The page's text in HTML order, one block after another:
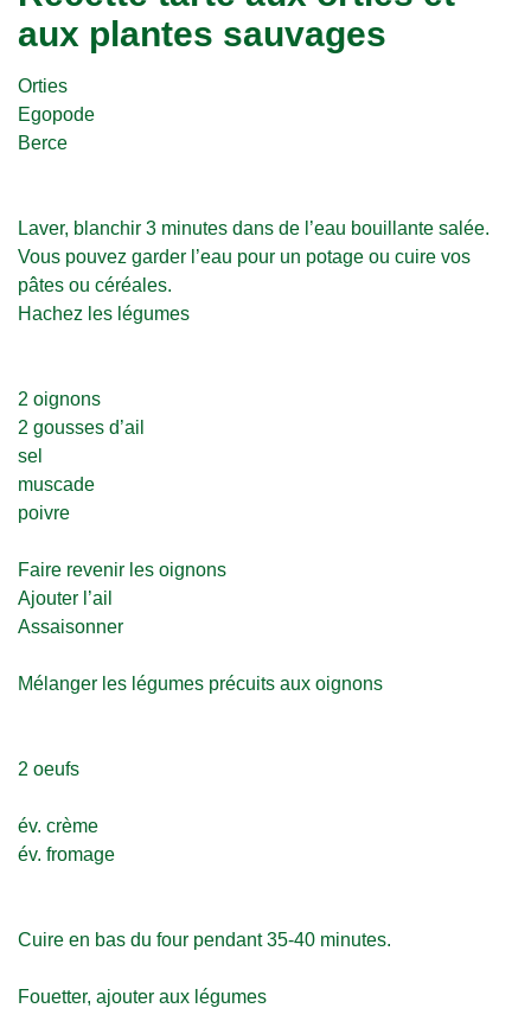
aux plantes sauvages
Orties
Egopode
Berce
Laver, blanchir 3 minutes dans de l’eau bouillante salée.
Vous pouvez garder l’eau pour un potage ou cuire vos
pâtes ou céréales.
Hachez les légumes
2 oignons
2 gousses d’ail
sel
muscade
poivre
Faire revenir les oignons
Ajouter l’ail
Assaisonner
Mélanger les légumes précuits aux oignons
2 oeufs
év. crème
év. fromage
Cuire en bas du four pendant 35-40 minutes.
Fouetter, ajouter aux légumes